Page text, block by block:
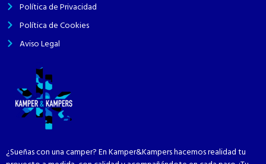
¿Sueñas con una camper? En Kamper&Kampers hacemos realidad tu
Política de Privacidad
Política de Cookies
Aviso Legal